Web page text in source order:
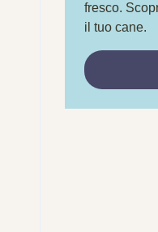
fresco.
il tuo cane.